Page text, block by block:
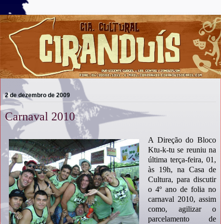
2 de dezembro de 2009
Carnaval 2010
A Direção do Bloco
Ktu-k-tu se reuniu na
última terça-feira, 01,
às 19h, na Casa de
Cultura, para discutir
o 4º ano de folia no
carnaval 2010, assim
como, agilizar o
parcelamento de